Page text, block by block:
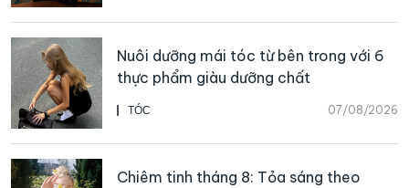
TÓC 07/08/2026
Nuôi dưỡng mái tóc từ bên trong với 6
thực phẩm giàu dưỡng chất
Chiêm tinh tháng 8: Tỏa sáng theo